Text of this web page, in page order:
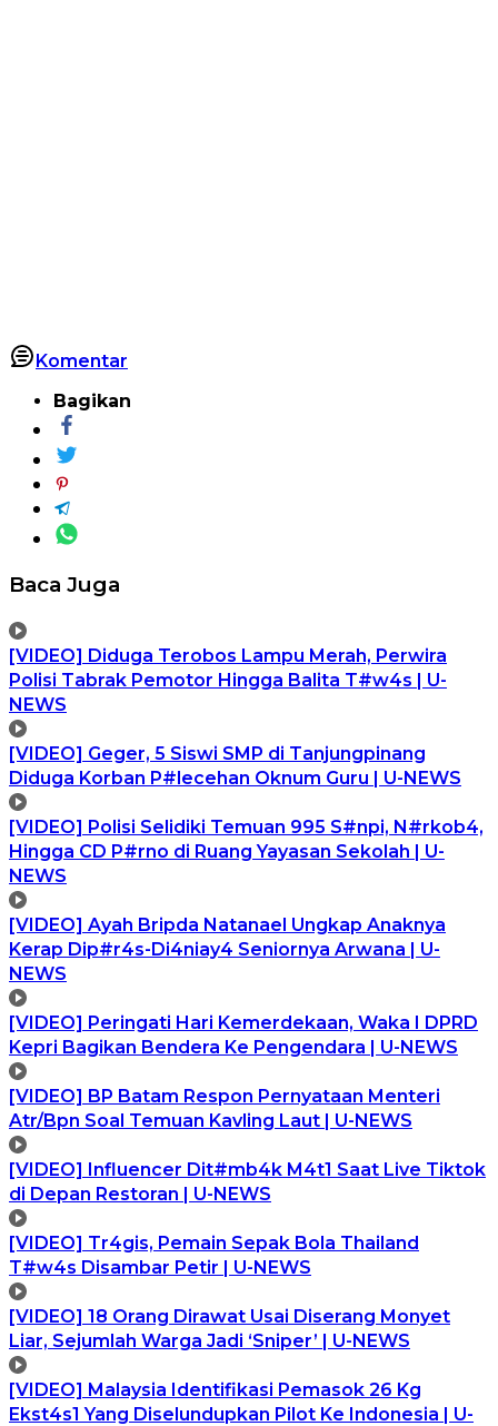
Komentar
Bagikan
Baca Juga
[VIDEO] Diduga Terobos Lampu Merah, Perwira
Polisi Tabrak Pemotor Hingga Balita T#w4s | U-
NEWS
[VIDEO] Geger, 5 Siswi SMP di Tanjungpinang
Diduga Korban P#lecehan Oknum Guru | U-NEWS
[VIDEO] Polisi Selidiki Temuan 995 S#npi, N#rkob4,
Hingga CD P#rno di Ruang Yayasan Sekolah | U-
NEWS
[VIDEO] Ayah Bripda Natanael Ungkap Anaknya
Kerap Dip#r4s-Di4niay4 Seniornya Arwana | U-
NEWS
[VIDEO] Peringati Hari Kemerdekaan, Waka I DPRD
Kepri Bagikan Bendera Ke Pengendara | U-NEWS
[VIDEO] BP Batam Respon Pernyataan Menteri
Atr/Bpn Soal Temuan Kavling Laut | U-NEWS
[VIDEO] Influencer Dit#mb4k M4t1 Saat Live Tiktok
di Depan Restoran | U-NEWS
[VIDEO] Tr4gis, Pemain Sepak Bola Thailand
T#w4s Disambar Petir | U-NEWS
[VIDEO] 18 Orang Dirawat Usai Diserang Monyet
Liar, Sejumlah Warga Jadi ‘Sniper’ | U-NEWS
[VIDEO] Malaysia Identifikasi Pemasok 26 Kg
Ekst4s1 Yang Diselundupkan Pilot Ke Indonesia | U-